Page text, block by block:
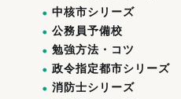
中核市シリーズ
公務員予備校
勉強方法・コツ
政令指定都市シリーズ
消防士シリーズ